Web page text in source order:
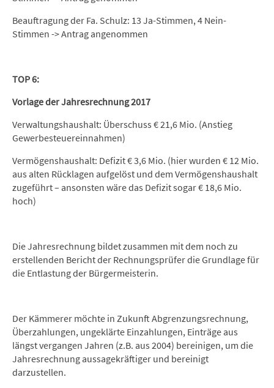
Beauftragung der Fa. Schulz: 13 Ja-Stimmen, 4 Nein-
Stimmen -> Antrag angenommen
TOP 6:
Vorlage der Jahresrechnung 2017
Verwaltungshaushalt: Überschuss € 21,6 Mio. (Anstieg
Gewerbesteuereinnahmen)
Vermögenshaushalt: Defizit € 3,6 Mio. (hier wurden € 12 Mio.
aus alten Rücklagen aufgelöst und dem Vermögenshaushalt
zugeführt – ansonsten wäre das Defizit sogar € 18,6 Mio.
hoch)
Die Jahresrechnung bildet zusammen mit dem noch zu
erstellenden Bericht der Rechnungsprüfer die Grundlage für
die Entlastung der Bürgermeisterin.
Der Kämmerer möchte in Zukunft Abgrenzungsrechnung,
Überzahlungen, ungeklärte Einzahlungen, Einträge aus
längst vergangen Jahren (z.B. aus 2004) bereinigen, um die
Jahresrechnung aussagekräftiger und bereinigt
darzustellen.